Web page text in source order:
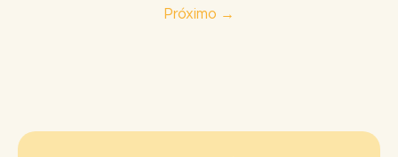
Próximo →